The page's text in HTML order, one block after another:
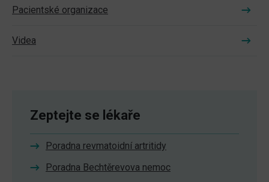
Pacientské organizace
Videa
Zeptejte se lékaře
Poradna revmatoidní artritidy
Poradna Bechtěrevova nemoc